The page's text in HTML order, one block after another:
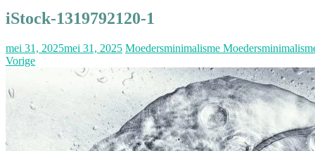
iStock-1319792120-1
mei 31, 2025mei 31, 2025 Moedersminimalisme
Vorige